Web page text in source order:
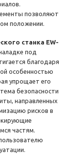
позволяют
положении.
станка EW-
под
благодаря
особенностью
упрощает его
безопасности
направленных
рисков в
частям.